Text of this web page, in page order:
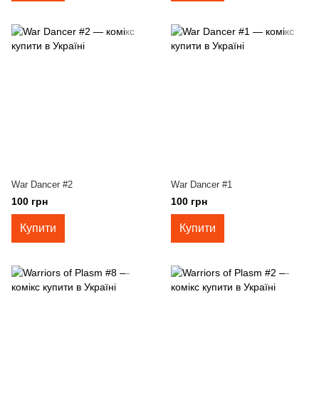
War Dancer #2
100 грн
Купити
War Dancer #1
100 грн
Купити